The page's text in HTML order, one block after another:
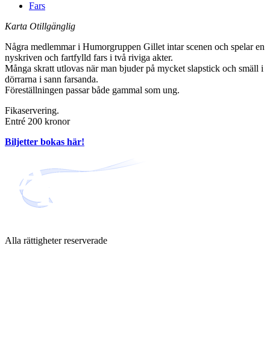
Fars
Karta Otillgänglig
Några medlemmar i Humorgruppen Gillet intar scenen och spelar en
nyskriven och fartfylld fars i två riviga akter.
Många skratt utlovas när man bjuder på mycket slapstick och smäll i
dörrarna i sann farsanda.
Föreställningen passar både gammal som ung.
Fikaservering.
Entré 200 kronor
Biljetter bokas här!
Alla rättigheter reserverade